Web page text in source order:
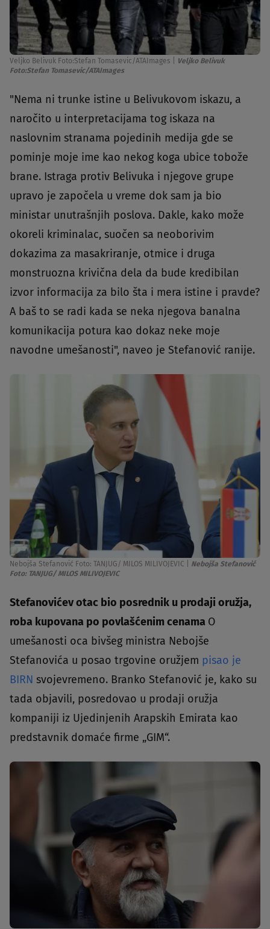
Veljko Belivuk Foto:Stefan Tomasevic/ATAImages
Veljko Belivuk
Foto:Stefan Tomasevic/ATAImages
"Nema ni trunke istine u Belivukovom iskazu, a
naročito u interpretacijama tog iskaza na
naslovnim stranama pojedinih medija gde se
pominje moje ime kao nekog koga ubice tobože
brane. Istraga protiv Belivuka i njegove grupe
upravo je započela u vreme dok sam ja bio
ministar unutrašnjih poslova. Dakle, kako može
okoreli kriminalac, suočen sa neoborivim
dokazima za masakriranje, otmice i druga
monstruozna krivična dela da bude kredibilan
izvor informacija za bilo šta i mera istine i pravde?
A baš to se radi kada se neka njegova banalna
komunikacija potura kao dokaz neke moje
navodne umešanosti", naveo je Stefanović ranije.
Nebojša Stefanović Foto: TANJUG/ MILOS MILIVOJEVIC
Nebojša Stefanović
Foto: TANJUG/ MILOS MILIVOJEVIC
Stefanovićev otac bio posrednik u prodaji oružja,
roba kupovana po povlašćenim cenama O
umešanosti oca bivšeg ministra Nebojše
Stefanovića u posao trgovine oružjem pisao je
BIRN svojevremeno. Branko Stefanović je, kako su
tada objavili, posredovao u prodaji oružja
kompaniji iz Ujedinjenih Arapskih Emirata kao
predstavnik domaće firme „GIM“.